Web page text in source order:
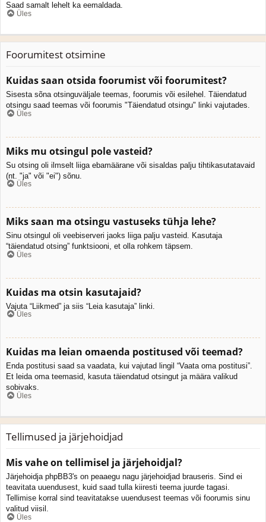
Saad samalt lehelt ka eemaldada.
Üles
Foorumitest otsimine
Kuidas saan otsida foorumist või foorumitest?
Sisesta sõna otsinguväljale teemas, foorumis või esilehel. Täiendatud
otsingu saad teemas või foorumis "Täiendatud otsingu" linki vajutades.
Üles
Miks mu otsingul pole vasteid?
Su otsing oli ilmselt liiga ebamäärane või sisaldas palju tihtikasutatavaid
(nt. "ja" või "ei") sõnu.
Üles
Miks saan ma otsingu vastuseks tühja lehe?
Sinu otsingul oli veebiserveri jaoks liiga palju vasteid. Kasutaja
“täiendatud otsing” funktsiooni, et olla rohkem täpsem.
Üles
Kuidas ma otsin kasutajaid?
Vajuta “Liikmed” ja siis “Leia kasutaja” linki.
Üles
Kuidas ma leian omaenda postitused või teemad?
Enda postitusi saad sa vaadata, kui vajutad lingil “Vaata oma postitusi”.
Et leida oma teemasid, kasuta täiendatud otsingut ja määra valikud
sobivaks.
Üles
Tellimused ja järjehoidjad
Mis vahe on tellimisel ja järjehoidjal?
Järjehoidja phpBB3's on peaaegu nagu järjehoidjad brauseris. Sind ei
teavitata uuendusest, kuid saad tulla kiiresti teema juurde tagasi.
Tellimise korral sind teavitatakse uuendusest teemas või foorumis sinu
valitud viisil.
Üles